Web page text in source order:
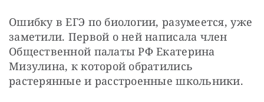
Ошибку в ЕГЭ по биологии, разумеется, уже
заметили. Первой о ней написала член
Общественной палаты РФ Екатерина
Мизулина, к которой обратились
растерянные и расстроенные школьники.